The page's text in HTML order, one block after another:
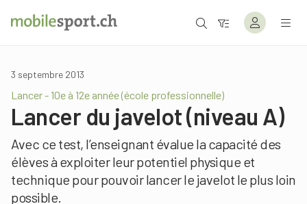
3 septembre 2013
Lancer - 10e à 12e année (école professionnelle)
Lancer du javelot (niveau A)
Avec ce test, l’enseignant évalue la capacité des
élèves à exploiter leur potentiel physique et
technique pour pouvoir lancer le javelot le plus loin
possible.